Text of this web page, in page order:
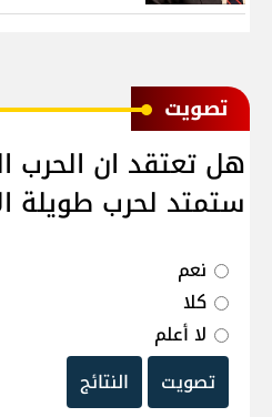
ﺗﺼﻮﻳﺖ
هل تعتقد ان الحرب
ستمتد لحرب طويلة
نعم
كلا
لا أعلم
تصويت
النتائج